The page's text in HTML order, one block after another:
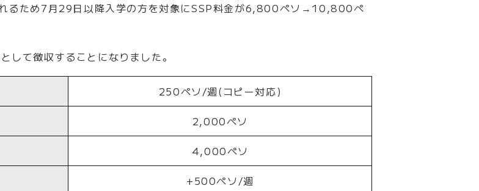
るため7月29日以降入学の方を対象にSSP料金が6,800ペソ→10,800ペ
して徴収することになりました。
250ペソ/週(コピー対応)
2,000ペソ
4,000ペソ
+500ペソ/週